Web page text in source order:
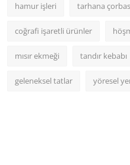
hamur işleri tarhana
coğrafi işaretli ürünler
mısır ekmeği tandır kebabı
geleneksel tatlar yöresel